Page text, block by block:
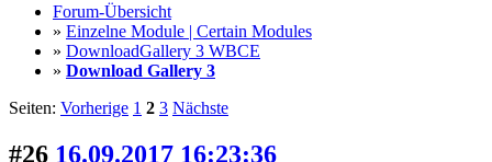
Forum-Übersicht
» Einzelne Module | Certain Modules
» DownloadGallery 3 WBCE
» Download Gallery 3
Seiten: Vorherige 1 2 3 Nächste
#26 16.09.2017 16:23:36